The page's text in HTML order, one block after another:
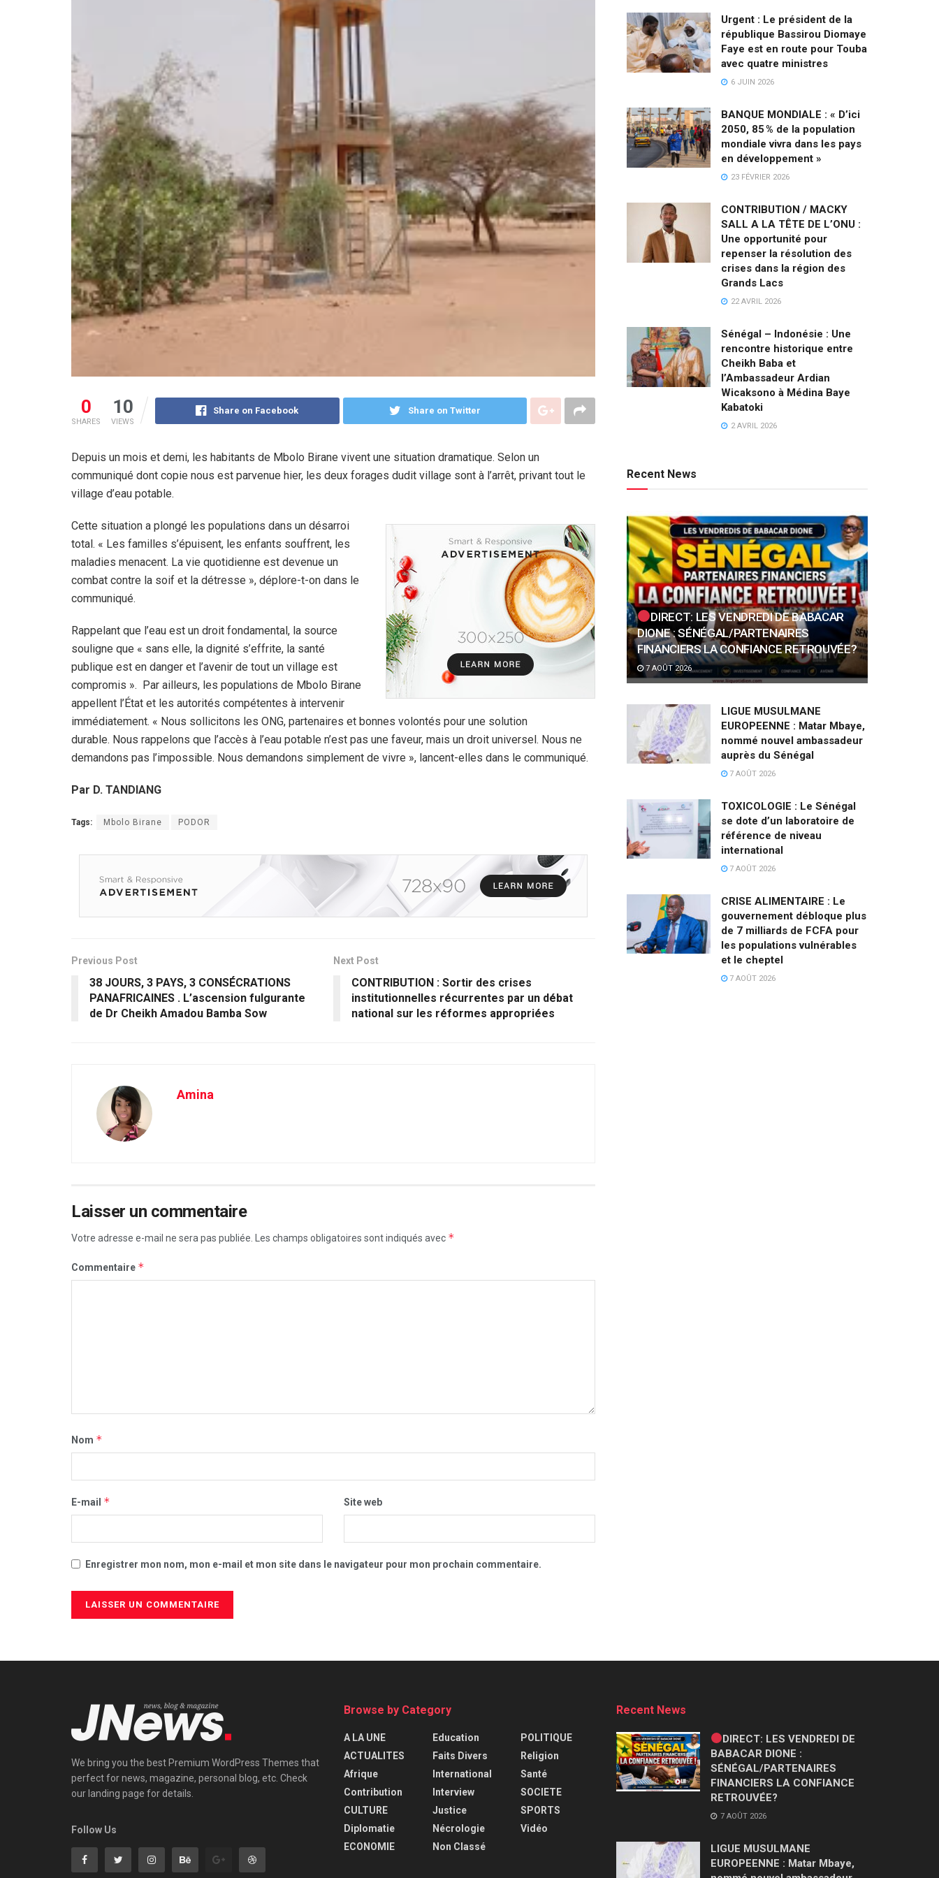
0
SHARES
10
VIEWS
Share on Facebook Share on Twitter
Depuis un mois et demi, les habitants de Mbolo Birane vivent une situation dramatique. Selon un
communiqué dont copie nous est parvenue hier, les deux forages dudit village sont à l’arrêt, privant tout le
village d’eau potable.
Cette situation a plongé les populations dans un désarroi
total. « Les familles s’épuisent, les enfants souffrent, les
maladies menacent. La vie quotidienne est devenue un
combat contre la soif et la détresse », déplore-t-on dans le
communiqué.
Rappelant que l’eau est un droit fondamental, la source
souligne que « sans elle, la dignité s’effrite, la santé
publique est en danger et l’avenir de tout un village est
compromis ». Par ailleurs, les populations de Mbolo Birane
appellent l’État et les autorités compétentes à intervenir
immédiatement. « Nous sollicitons les ONG, partenaires et bonnes volontés pour une solution
durable. Nous rappelons que l’accès à l’eau potable n’est pas une faveur, mais un droit universel. Nous ne
demandons pas l’impossible. Nous demandons simplement de vivre », lancent-elles dans le communiqué.
Par D. TANDIANG
Tags: Mbolo Birane PODOR
Previous Post
38 JOURS, 3 PAYS, 3 CONSÉCRATIONS
PANAFRICAINES . L’ascension fulgurante
de Dr Cheikh Amadou Bamba Sow
Next Post
CONTRIBUTION : Sortir des crises
institutionnelles récurrentes par un débat
national sur les réformes appropriées
Amina
Laisser un commentaire
Votre adresse e-mail ne sera pas publiée. Les champs obligatoires sont indiqués avec *
Commentaire *
Nom *
E-mail * Site web
Enregistrer mon nom, mon e-mail et mon site dans le navigateur pour mon prochain commentaire.
Urgent : Le président de la
république Bassirou Diomaye
Faye est en route pour Touba
avec quatre ministres
6 JUIN 2026
BANQUE MONDIALE : « D’ici
2050, 85 % de la population
mondiale vivra dans les pays
en développement »
23 FÉVRIER 2026
CONTRIBUTION / MACKY
SALL A LA TÊTE DE L’ONU :
Une opportunité pour
repenser la résolution des
crises dans la région des
Grands Lacs
22 AVRIL 2026
Sénégal – Indonésie : Une
rencontre historique entre
Cheikh Baba et
l’Ambassadeur Ardian
Wicaksono à Médina Baye
Kabatoki
2 AVRIL 2026
Recent News
DIRECT: LES VENDREDI DE BABACAR
DIONE : SÉNÉGAL/PARTENAIRES
FINANCIERS LA CONFIANCE RETROUVÉE?
7 AOÛT 2026
LIGUE MUSULMANE
EUROPEENNE : Matar Mbaye,
nommé nouvel ambassadeur
auprès du Sénégal
7 AOÛT 2026
TOXICOLOGIE : Le Sénégal
se dote d’un laboratoire de
référence de niveau
international
7 AOÛT 2026
CRISE ALIMENTAIRE : Le
gouvernement débloque plus
de 7 milliards de FCFA pour
les populations vulnérables
et le cheptel
7 AOÛT 2026
We bring you the best Premium WordPress Themes that
perfect for news, magazine, personal blog, etc. Check
our landing page for details.
Follow Us
Browse by Category
A LA UNE
ACTUALITES
Afrique
Contribution
CULTURE
Diplomatie
ECONOMIE
Education
Faits Divers
International
Interview
Justice
Nécrologie
Non Classé
POLITIQUE
Religion
Santé
SOCIETE
SPORTS
Vidéo
Recent News
DIRECT: LES VENDREDI DE
BABACAR DIONE :
SÉNÉGAL/PARTENAIRES
FINANCIERS LA CONFIANCE
RETROUVÉE?
7 AOÛT 2026
LIGUE MUSULMANE
EUROPEENNE : Matar Mbaye,